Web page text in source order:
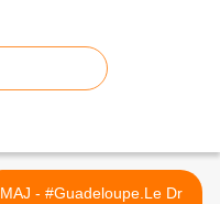
MAJ - #Guadeloupe.Le Dr